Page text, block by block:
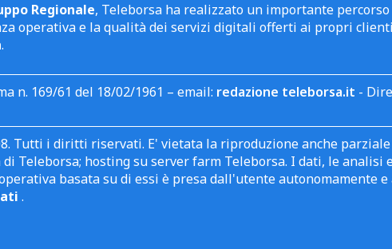
Regionale, Teleborsa ha realizzato un importante
operativa e la qualità dei servizi digitali offerti ai propri
.
n. 169/61 del 18/02/1961 – email: redazione teleborsa.it -
Tutti i diritti riservati. E' vietata la riproduzione anche
Teleborsa; hosting su server farm Teleborsa. I dati, le analisi
basata su di essi è presa dall'utente autonomamente
.